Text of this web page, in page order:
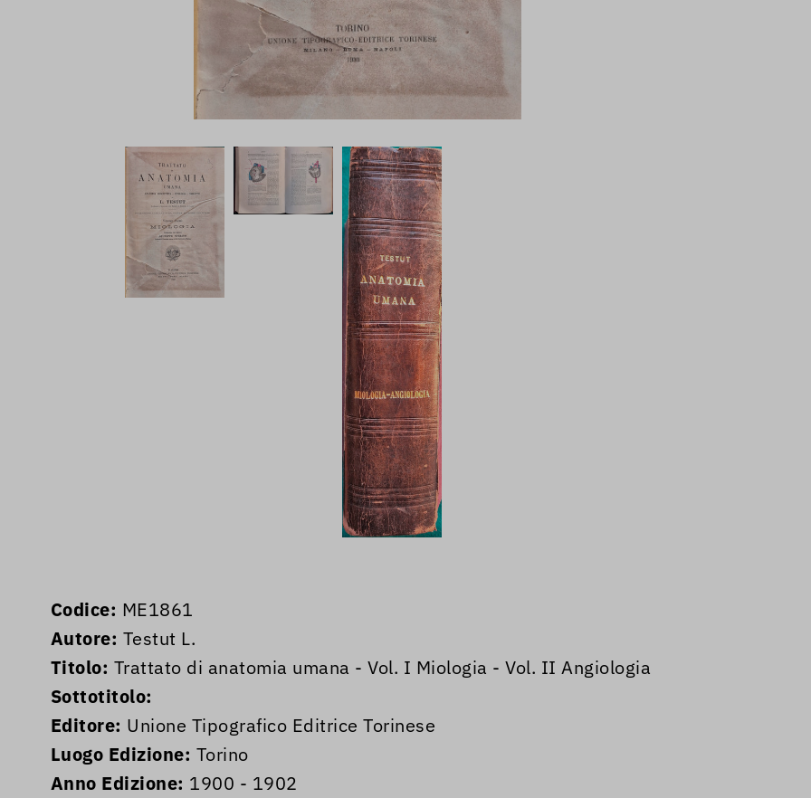
Codice: ME1861
Autore: Testut L.
Titolo: Trattato di anatomia umana - Vol. I Miologia - Vol. II Angiologia
Sottotitolo:
Editore: Unione Tipografico Editrice Torinese
Luogo Edizione: Torino
Anno Edizione: 1900 - 1902